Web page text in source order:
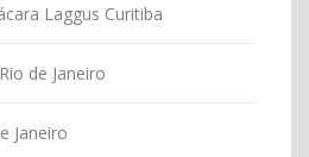
Laggus Curitiba
de Janeiro
Janeiro